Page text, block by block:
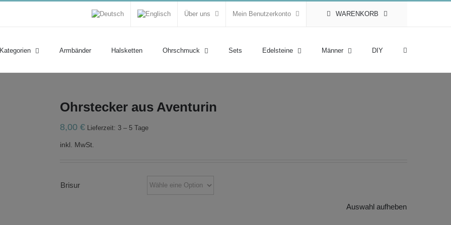
Über uns Mein Benutzerkonto WARENKORB
Armbänder Halsketten Ohrschmuck Sets Edelsteine Männer DIY
Ohrstecker aus Aventurin
8,00 € Lieferzeit: 3 – 5 Tage
inkl. MwSt.
Brisur
Auswahl aufheben